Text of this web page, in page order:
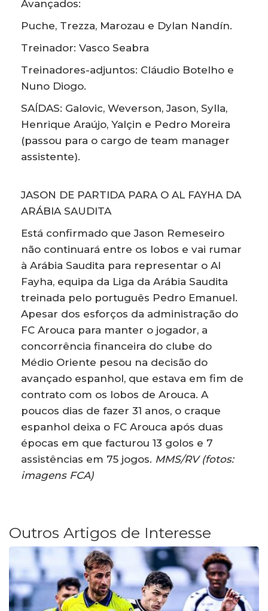
Avançados:
Puche, Trezza, Marozau e Dylan Nandín.
Treinador: Vasco Seabra
Treinadores-adjuntos: Cláudio Botelho e
Nuno Diogo.
SAÍDAS: Galovic, Weverson, Jason, Sylla,
Henrique Araújo, Yalçin e Pedro Moreira
(passou para o cargo de team manager
assistente).
JASON DE PARTIDA PARA O AL FAYHA DA
ARÁBIA SAUDITA
Está confirmado que Jason Remeseiro
não continuará entre os lobos e vai rumar
à Arábia Saudita para representar o Al
Fayha, equipa da Liga da Arábia Saudita
treinada pelo português Pedro Emanuel.
Apesar dos esforços da administração do
FC Arouca para manter o jogador, a
concorrência financeira do clube do
Médio Oriente pesou na decisão do
avançado espanhol, que estava em fim de
contrato com os lobos de Arouca. A
poucos dias de fazer 31 anos, o craque
espanhol deixa o FC Arouca após duas
épocas em que facturou 13 golos e 7
assistências em 75 jogos. MMS/RV (fotos:
imagens FCA)
Outros Artigos de Interesse